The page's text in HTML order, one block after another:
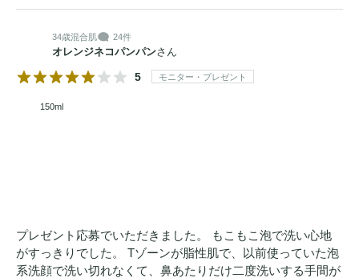
34歳混合肌 24件
オレンジネコパンパンさん
5 モニター・プレゼント
150ml
プレゼント応募でいただきました。 もこもこ泡で洗い心地
がすっきりでした。 Tゾーンが脂性肌で、以前使っていた泡
系洗顔で洗い切れなくて、鼻あたりだけ二度洗いする手間が